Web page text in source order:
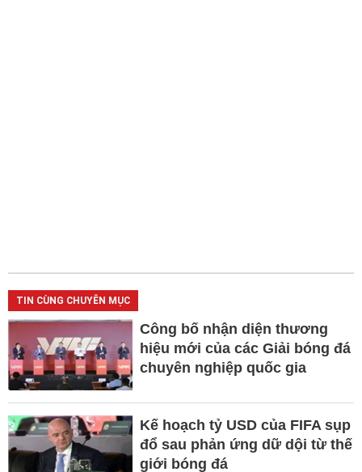
TIN CÙNG CHUYÊN MỤC
Công bố nhận diện thương
hiệu mới của các Giải bóng đá
chuyên nghiệp quốc gia
Kế hoạch tỷ USD của FIFA sụp
đổ sau phản ứng dữ dội từ thế
giới bóng đá